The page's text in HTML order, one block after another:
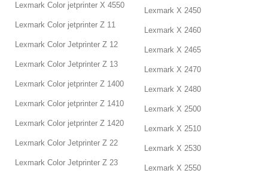
Lexmark Color jetprinter X 4550
Lexmark Color jetprinter Z 11
Lexmark Color Jetprinter Z 12
Lexmark Color Jetprinter Z 13
Lexmark Color jetprinter Z 1400
Lexmark Color jetprinter Z 1410
Lexmark Color jetprinter Z 1420
Lexmark Color Jetprinter Z 22
Lexmark Color Jetprinter Z 23
Lexmark X 2450
Lexmark X 2460
Lexmark X 2465
Lexmark X 2470
Lexmark X 2480
Lexmark X 2500
Lexmark X 2510
Lexmark X 2530
Lexmark X 2550